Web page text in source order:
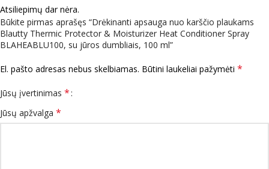
Atsiliepimų dar nėra.
Būkite pirmas aprašęs “Drėkinanti apsauga nuo karščio plaukams
Blautty Thermic Protector & Moisturizer Heat Conditioner Spray
BLAHEABLU100, su jūros dumbliais, 100 ml”
El. pašto adresas nebus skelbiamas. Būtini laukeliai pažymėti *
Jūsų įvertinimas *
Jūsų apžvalga *